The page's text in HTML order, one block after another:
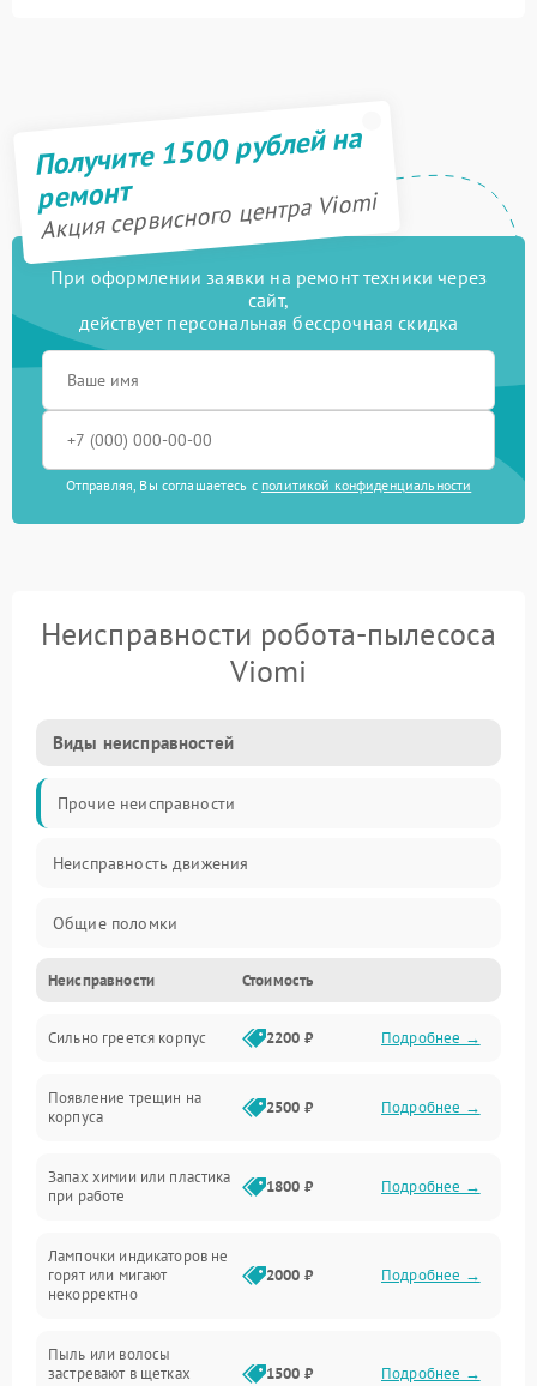
Получите 1500 рублей на
ремонт
Акция сервисного центра Viomi
При оформлении заявки на ремонт техники через
сайт,
действует персональная бессрочная скидка
Отправляя, Вы соглашаетесь с политикой конфиденциальности
Неисправности робота-пылесоса
Viomi
Виды неисправностей
Прочие неисправности
Неисправность движения
Общие поломки
Неисправность датчиков
Неисправность программного обеспечения
Проблемы с сигналом
Батарея
Неисправности Стоимость
Сильно греется корпус 2200 ₽ Подробнее →
Появление трещин на
корпуса
2500 ₽ Подробнее →
Запах химии или пластика
при работе
1800 ₽ Подробнее →
Лампочки индикаторов не
горят или мигают
некорректно
2000 ₽ Подробнее →
Пыль или волосы
застревают в щетках
1500 ₽ Подробнее →